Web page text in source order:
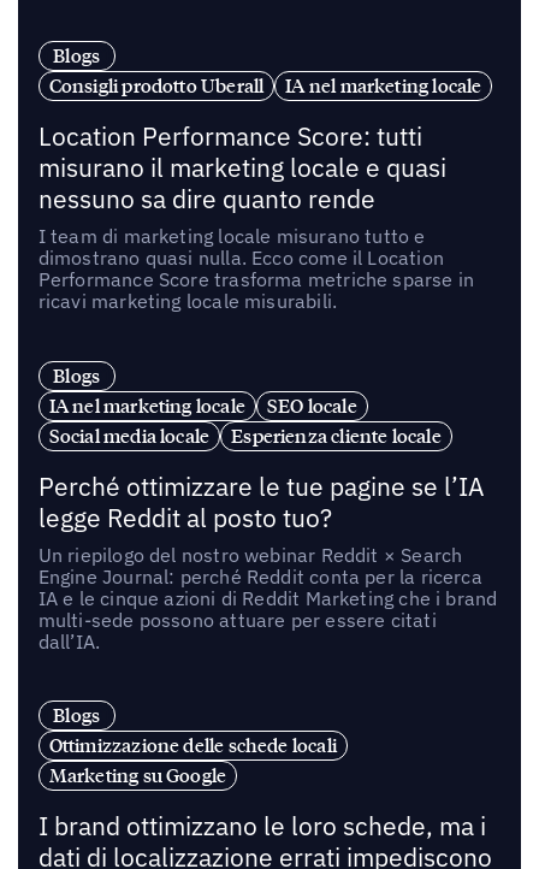
Blogs
Consigli prodotto Uberall
IA nel marketing locale
Location Performance Score: tutti
misurano il marketing locale e quasi
nessuno sa dire quanto rende
I team di marketing locale misurano tutto e
dimostrano quasi nulla. Ecco come il Location
Performance Score trasforma metriche sparse in
ricavi marketing locale misurabili.
Blogs
IA nel marketing locale
SEO locale
Social media locale
Esperienza cliente locale
Perché ottimizzare le tue pagine se l’IA
legge Reddit al posto tuo?
Un riepilogo del nostro webinar Reddit × Search
Engine Journal: perché Reddit conta per la ricerca
IA e le cinque azioni di Reddit Marketing che i brand
multi-sede possono attuare per essere citati
dall’IA.
Blogs
Ottimizzazione delle schede locali
Marketing su Google
I brand ottimizzano le loro schede, ma i
dati di localizzazione errati impediscono